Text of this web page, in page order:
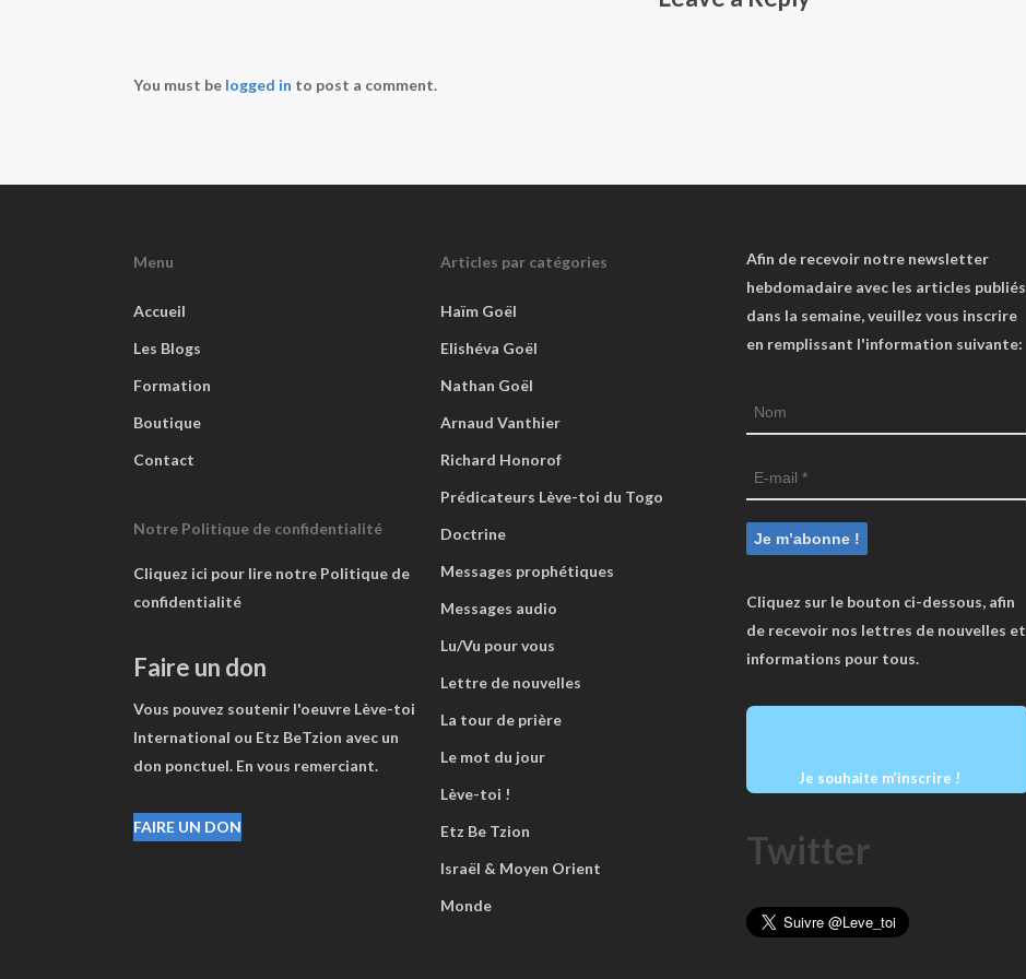
You must be logged in to post a comment.
Menu
Accueil
Les Blogs
Formation
Boutique
Contact
Notre Politique de confidentialité
Cliquez ici pour lire notre Politique de
confidentialité
Faire un don
Vous pouvez soutenir l'oeuvre Lève-toi
International ou Etz BeTzion avec un
don ponctuel. En vous remerciant.
FAIRE UN DON
Articles par catégories
Haïm Goël
Elishéva Goël
Nathan Goël
Arnaud Vanthier
Richard Honorof
Prédicateurs Lève-toi du Togo
Doctrine
Messages prophétiques
Messages audio
Lu/Vu pour vous
Lettre de nouvelles
La tour de prière
Le mot du jour
Lève-toi !
Etz Be Tzion
Israël & Moyen Orient
Monde
Afin de recevoir notre newsletter
hebdomadaire avec les articles publiés
dans la semaine, veuillez vous inscrire
en remplissant l'information suivante:
Cliquez sur le bouton ci-dessous, afin
de recevoir nos lettres de nouvelles et
informations pour tous.
Je souhaite m’inscrire !
Twitter